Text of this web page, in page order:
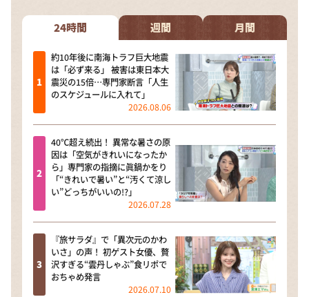
24時間 週間 月間
約10年後に南海トラフ巨大地震
は「必ず来る」 被害は東日本大
震災の15倍…専門家断言「人生
のスケジュールに入れて」
2026.08.06
40℃超え続出！ 異常な暑さの原
因は「空気がきれいになったか
ら」専門家の指摘に眞鍋かをり
「“きれいで暑い”と“汚くて涼し
い”どっちがいいの!?」
2026.07.28
『旅サラダ』で「異次元のかわ
いさ」の声！ 初ゲスト女優、贅
沢すぎる“雲丹しゃぶ”食リポで
おちゃめ発言
2026.07.10